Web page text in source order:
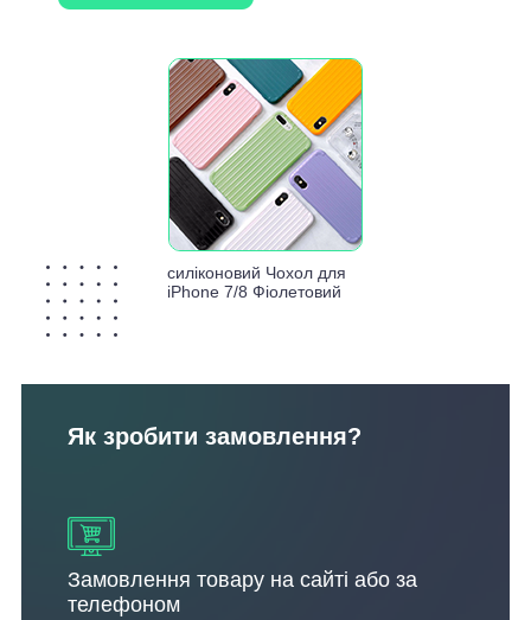
силіконовий Чохол для
iPhone 7/8 Фіолетовий
Як зробити замовлення?
Замовлення товару на сайті або за
телефоном